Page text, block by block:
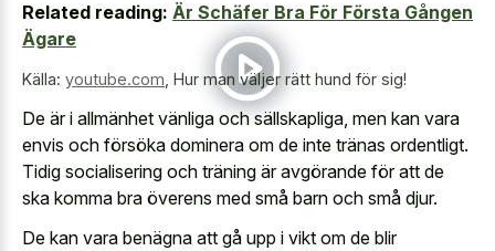
Related reading: Är Schäfer Bra För Första Gången
Ägare
Källa: youtube.com Hur man väljer rätt hund för sig!
De är i allmänhet vänliga och sällskapliga, men kan vara
envis och försöka dominera om de inte tränas ordentligt.
Tidig socialisering och träning är avgörande för att de
ska komma bra överens med små barn och små djur.
De kan vara benägna att gå upp i vikt om de blir